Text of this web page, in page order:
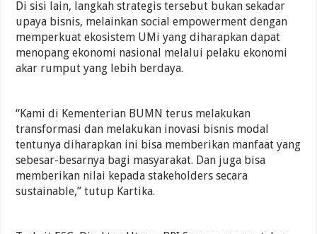
Di sisi lain, langkah strategis tersebut bukan sekadar
upaya bisnis, melainkan social empowerment dengan
memperkuat ekosistem UMi yang diharapkan dapat
menopang ekonomi nasional melalui pelaku ekonomi
akar rumput yang lebih berdaya.
“Kami di Kementerian BUMN terus melakukan
transformasi dan melakukan inovasi bisnis modal
tentunya diharapkan ini bisa memberikan manfaat yang
sebesar-besarnya bagi masyarakat. Dan juga bisa
memberikan nilai kepada stakeholders secara
sustainable,” tutup Kartika.